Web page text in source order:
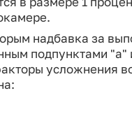
надбавка за
подпунктами "а"
усложнения